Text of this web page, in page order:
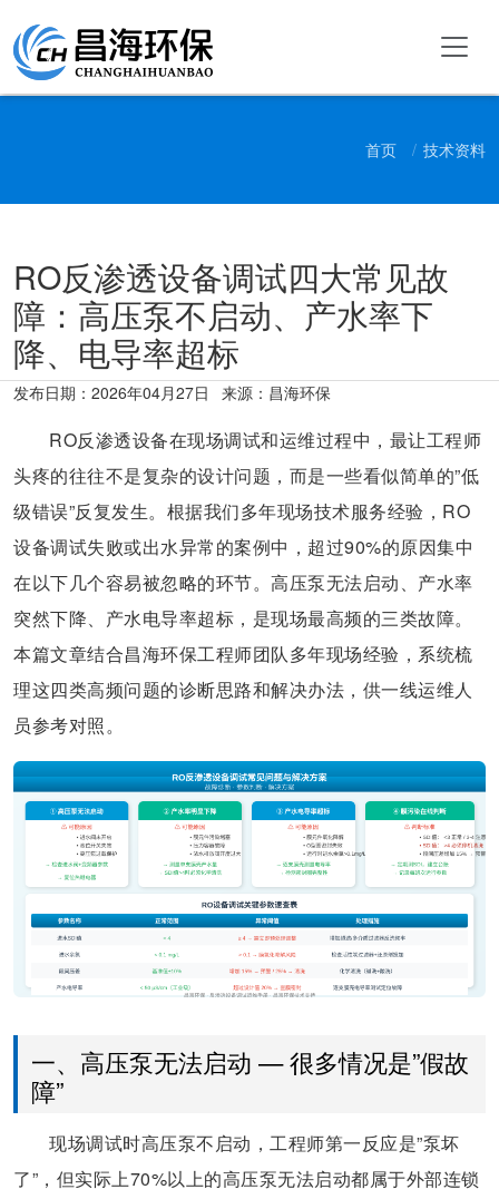
首页 技术资料
RO反渗透设备调试四大常见故
障：高压泵不启动、产水率下
降、电导率超标
发布日期： 2026年04月27日 来源：昌海环保
RO反渗透设备在现场调试和运维过程中，最让工程师
头疼的往往不是复杂的设计问题，而是一些看似简单的”低
级错误”反复发生。根据我们多年现场技术服务经验，RO
设备调试失败或出水异常的案例中，超过90%的原因集中
在以下几个容易被忽略的环节。高压泵无法启动、产水率
突然下降、产水电导率超标，是现场最高频的三类故障。
本篇文章结合昌海环保工程师团队多年现场经验，系统梳
理这四类高频问题的诊断思路和解决办法，供一线运维人
员参考对照。
一、高压泵无法启动 — 很多情况是”假故
障”
现场调试时高压泵不启动，工程师第一反应是”泵坏
了”，但实际上70%以上的高压泵无法启动都属于外部连锁